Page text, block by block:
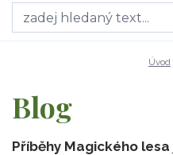
Úvod
Blog
Příběhy Magického lesa